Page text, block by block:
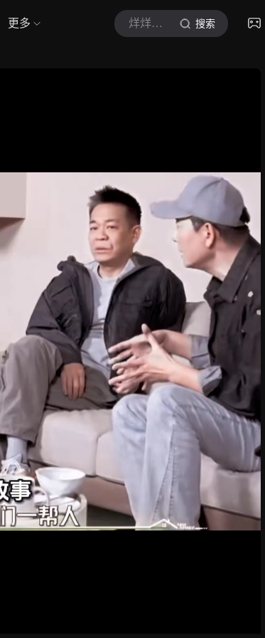
更多 烊烊影视综 搜索